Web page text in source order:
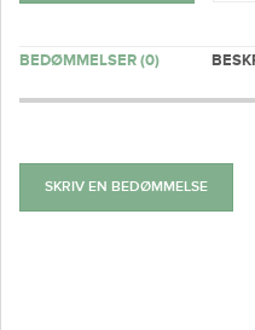
BEDØMMELSER (0)
SKRIV EN BEDØMMELSE